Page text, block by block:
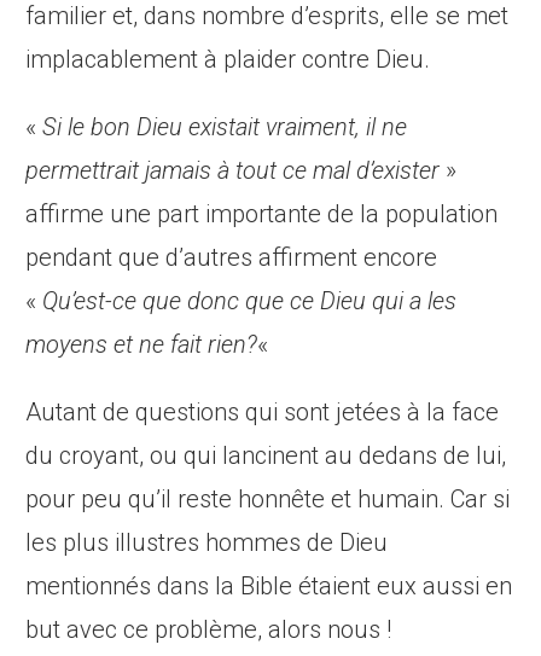
familier et, dans nombre d’esprits, elle se met
implacablement à plaider contre Dieu.
«Si le bon Dieu existait vraiment, il ne
permettrait jamais à tout ce mal d’exister »
affirme une part importante de la population
pendant que d’autres affirment encore
« Qu’est-ce que donc que ce Dieu qui a les
moyens et ne fait rien?«
Autant de questions qui sont jetées à la face
du croyant, ou qui lancinent au dedans de lui,
pour peu qu’il reste honnête et humain. Car si
les plus illustres hommes de Dieu
mentionnés dans la Bible étaient eux aussi en
but avec ce problème, alors nous !